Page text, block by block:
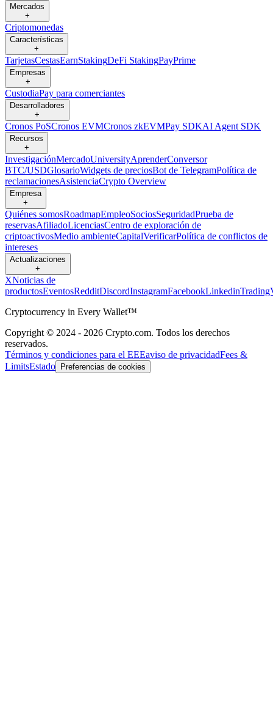
Mercados
+
Criptomonedas
Características
+
TarjetasCestasEarnStakingDeFi StakingPayPrime
Empresas
+
CustodiaPay para comerciantes
Desarrolladores
+
Cronos PoSCronos EVMCronos zkEVMPay SDKAI Agent SDK
Recursos
+
InvestigaciónMercadoUniversityAprenderConversor
BTC/USDGlosarioWidgets de preciosBot de TelegramPolítica de
reclamacionesAsistenciaCrypto Overview
Empresa
+
Quiénes somosRoadmapEmpleoSociosSeguridadPrueba de
reservasAfiliadoLicenciasCentro de exploración de
criptoactivosMedio ambienteCapitalVerificarPolítica de conflictos de
intereses
Actualizaciones
+
XNoticias de
productosEventosRedditDiscordInstagramFacebookLinkedin
Cryptocurrency in Every Wallet™
Copyright © 2024 - 2026 Crypto.com. Todos los derechos
reservados.
Términos y condiciones para el EEEaviso de privacidadFees &
LimitsEstado Preferencias de cookies